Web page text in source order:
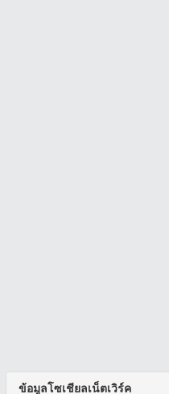
ข้อมูลโซเชียลเน็ตเวิร์ค